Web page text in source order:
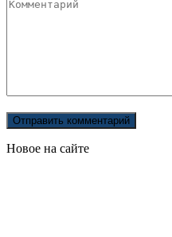
Новое на сайте